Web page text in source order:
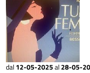
dal 12-05-2025 al28-05-